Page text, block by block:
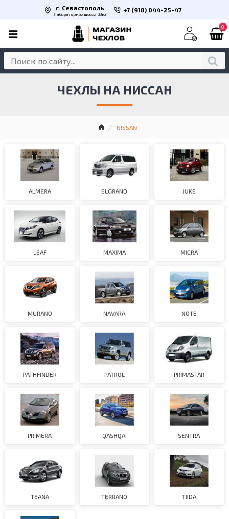
г. Севастополь
Лабораторное шоссе, 33к2
+7 (918) 044-25-47
0
NISSAN
ЧЕХЛЫ НА НИССАН
ALMERA ELGRAND JUKE
LEAF MAXIMA MICRA
MURANO NAVARA NOTE
PATHFINDER PATROL PRIMASTAR
PRIMERA QASHQAI SENTRA
TEANA TERRANO TIIDA